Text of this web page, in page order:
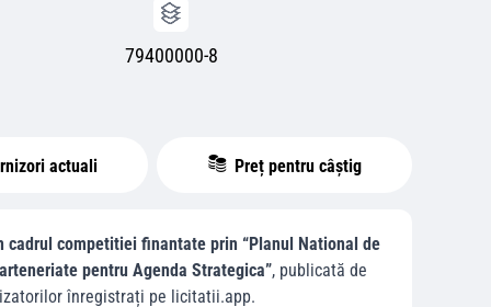
79400000-8
actuali Preț pentru câștig
competitiei finantate prin “Planul National de
pentru Agenda Strategica”, publicată de
înregistrați pe licitatii.app.